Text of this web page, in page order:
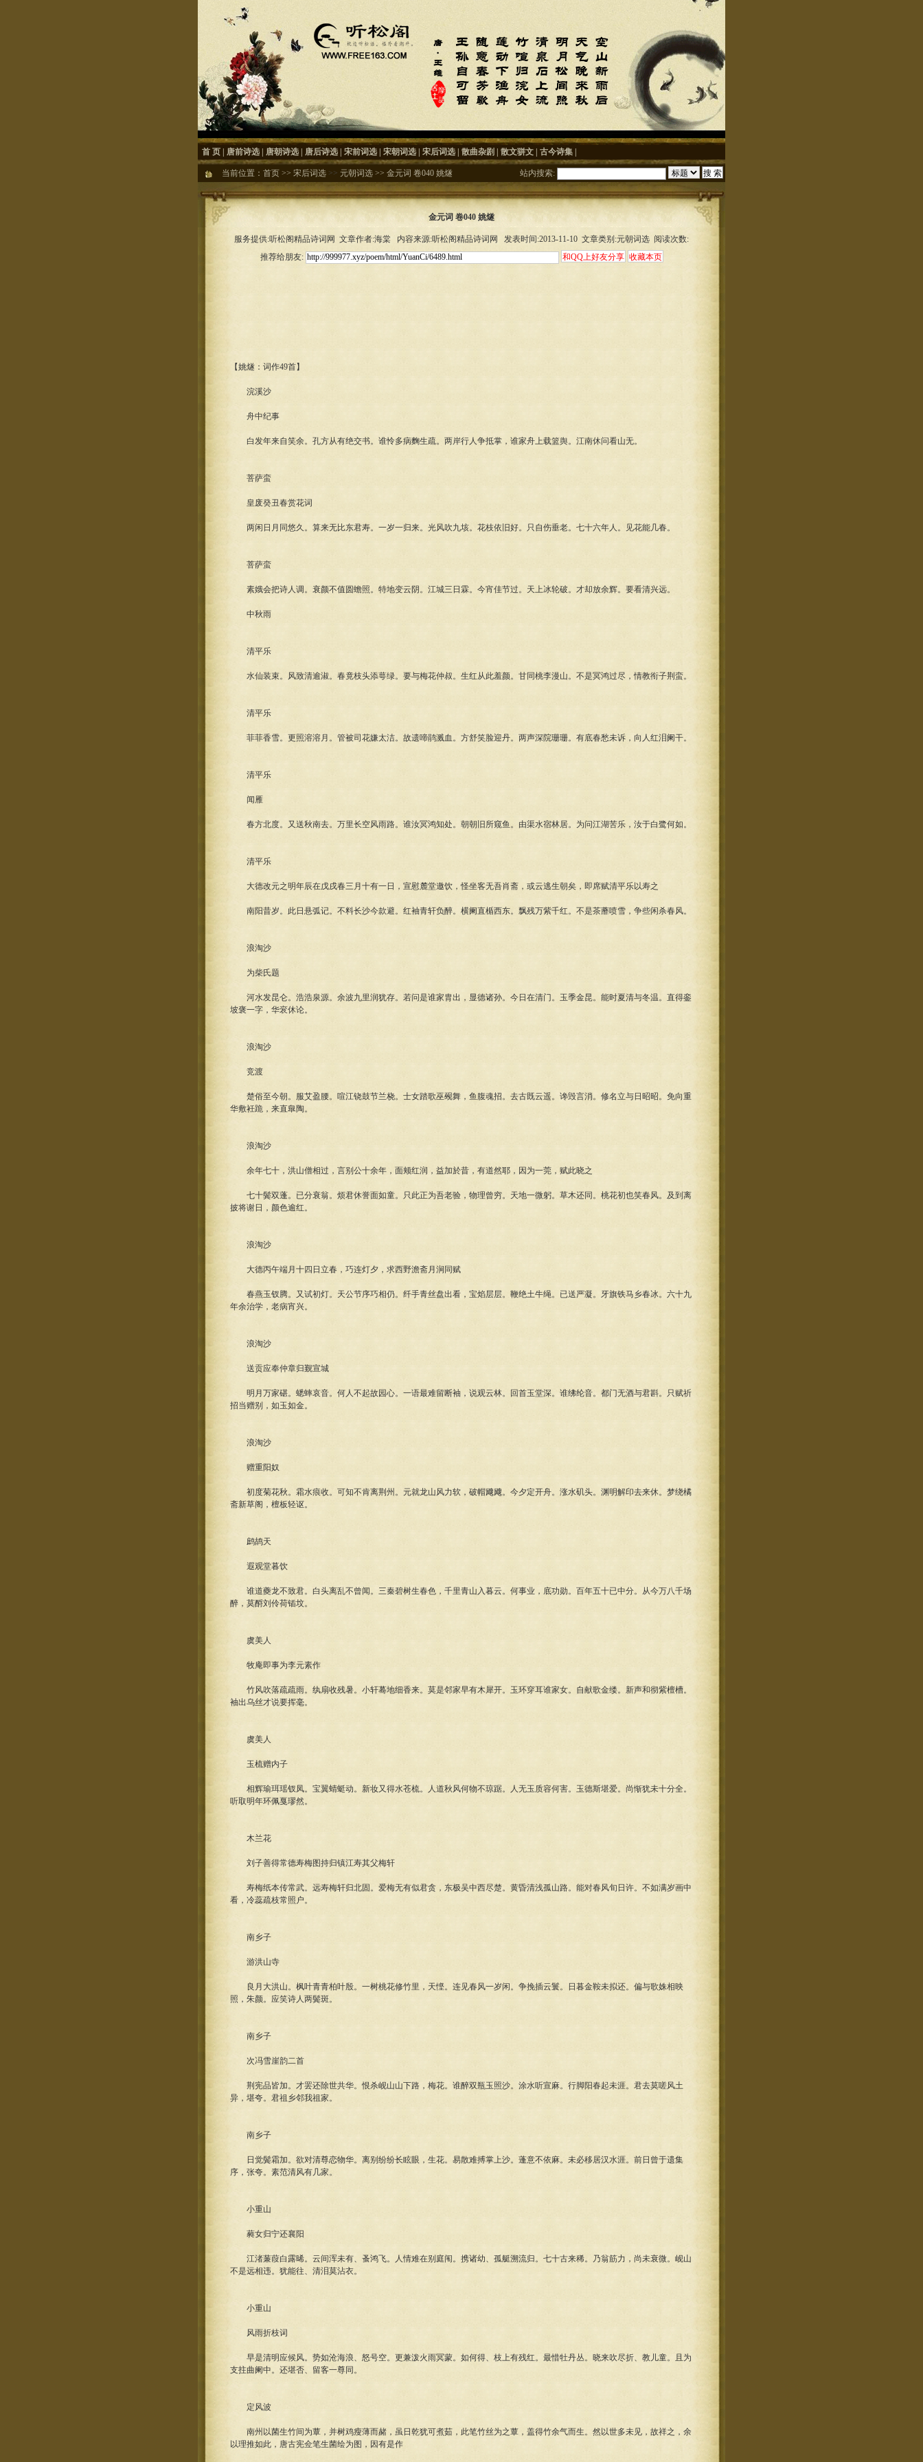
首 页 唐前诗选 唐朝诗选 唐后诗选 宋前词选 宋朝词选 宋后词选 散曲杂剧 散文骈文 古今诗集
当前位置： 首页 >> 宋后词选 >> 元朝词选 >> 金元词 卷040 姚燧 站内搜索:
金元词 卷040 姚燧
服务提供:听松阁精品诗词网 文章作者:海棠 内容来源:听松阁精品诗词网 发表时间:2013-11-10 文章类别:元朝词选 阅读次数:
推荐给朋友:
【姚燧：词作49首】
浣溪沙
舟中纪事
白发年来自笑余。孔方从有绝交书。谁怜多病麴生疏。两岸行人争抵掌，谁家舟上载篮舆。江南休问看山无。
菩萨蛮
皇废癸丑春赏花词
两闲日月同悠久。算来无比东君寿。一岁一归来。光风吹九垓。花枝依旧好。只自伤垂老。七十六年人。见花能几春。
菩萨蛮
素娥会把诗人调。衰颜不值圆蟾照。特地变云阴。江城三日霖。今宵佳节过。天上冰轮破。才却放余辉。要看清兴远。
中秋雨
清平乐
水仙装束。风致清逾淑。春竟枝头添萼绿。要与梅花仲叔。生红从此羞颜。甘同桃李漫山。不是冥鸿过尽，情教衔子荆蛮。
清平乐
菲菲香雪。更照溶溶月。管被司花嫌太洁。故遗啼鹃溅血。方舒笑脸迎丹。两声深院珊珊。有底春愁未诉，向人红泪阑干。
清平乐
闻雁
春方北度。又送秋南去。万里长空风雨路。谁汝冥鸿知处。朝朝旧所窥鱼。由渠水宿林居。为问江湖苦乐，汝于白鹭何如。
清平乐
大德改元之明年辰在戊戌春三月十有一日，宣慰麓堂邀饮，怪坐客无吾肖斋，或云逃生朝矣，即席赋清平乐以寿之
南阳昔岁。此日悬弧记。不料长沙今款避。红袖青轩负醉。横阑直楯西东。飘残万紫千红。不是茶蘼喷雪，争些闲杀春风。
浪淘沙
为柴氏题
河水发昆仑。浩浩泉源。余波九里润犹存。若问是谁家胄出，显德诸孙。今日在清门。玉季金昆。能时夏清与冬温。直得銮
坡褒一字，华衮休论。
浪淘沙
竞渡
楚俗至今朝。服艾盈腰。喧江铙鼓节兰桡。士女踏歌巫觋舞，鱼腹魂招。去古既云遥。谗毁言消。修名立与日昭昭。免向重
华敷衽跪，来直臯陶。
浪淘沙
余年七十，洪山僧相过，言别公十余年，面颊红润，益加於昔，有道然耶，因为一莞，赋此晓之
七十鬓双蓬。已分衰翁。烦君休誉面如童。只此正为吾老验，物理曾穷。天地一微躬。草木还同。桃花初也笑春风。及到离
披将谢日，颜色逾红。
浪淘沙
大德丙午端月十四日立春，巧连灯夕，求西野澹斋月涧同赋
春燕玉钗腾。又试初灯。天公节序巧相仍。纤手青丝盘出看，宝焰层层。鞭绝土牛绳。已送严凝。牙旗铁马乡春冰。六十九
年余治学，老病宵兴。
浪淘沙
送贡应奉仲章归觐宣城
明月万家碪。蟋蟀哀音。何人不起故园心。一语最难留断袖，说观云林。回首玉堂深。谁绋纶音。都门无酒与君斟。只赋祈
招当赠别，如玉如金。
浪淘沙
赠重阳奴
初度菊花秋。霜水痕收。可知不肯离荆州。元就龙山风力软，破帽飕飕。今夕定开舟。涨水矶头。渊明解印去来休。梦绕橘
斋新草阁，檀板轻讴。
鹧鸪天
遐观堂暮饮
谁道夔龙不致君。白头离乱不曾闻。三秦碧树生春色，千里青山入暮云。何事业，底功勋。百年五十已中分。从今万八千场
醉，莫酹刘伶荷锸坟。
虞美人
牧庵即事为李元素作
竹风吹落疏疏雨。纨扇收残暑。小轩蓦地细香来。莫是邻家早有木犀开。玉环穿耳谁家女。自献歌金缕。新声和彻紫檀槽。
袖出乌丝才说要挥毫。
虞美人
玉梳赠内子
相辉瑜珥瑶钗凤。宝翼蜻蜓动。新妆又得水苍梳。人道秋风何物不琼踞。人无玉质容何害。玉德斯堪爱。尚惭犹未十分全。
听取明年环佩戛璆然。
木兰花
刘子善得常德寿梅图持归镇江寿其父梅轩
寿梅纸本传常武。远寿梅轩归北固。爱梅无有似君贪，东极吴中西尽楚。黄昏清浅孤山路。能对春风旬日许。不如满岁画中
看，冷蕊疏枝常照户。
南乡子
游洪山寺
良月大洪山。枫叶青青柏叶殷。一树桃花修竹里，天悭。连见春风一岁闲。争挽插云鬟。日暮金鞍未拟还。偏与歌姝相映
照，朱颜。应笑诗人两鬓斑。
南乡子
次冯雪崖韵二首
荆宪品皆加。才罢还除世共华。恨杀岘山山下路，梅花。谁醉双瓶玉照沙。涂水听宣麻。行脚阳春起未涯。君去莫嗟风土
异，堪夸。君祖乡邻我祖家。
南乡子
日觉鬓霜加。欲对清尊恋物华。离别纷纷长眩眼，生花。易散难搏掌上沙。蓬意不依麻。未必移居汉水涯。前日曾于遗集
序，张夸。素范清风有几家。
小重山
蕤女归宁还襄阳
江渚蒹葭白露晞。云间浑未有、蚤鸿飞。人情难在别庭闱。携诸幼、孤艇溯流归。七十古来稀。乃翁筋力，尚未衰微。岘山
不是远相违。犹能往、清泪莫沾衣。
小重山
风雨折枝词
早是清明应候风。势如沧海浪、怒号空。更兼泼火雨冥蒙。如何得、枝上有残红。最惜牡丹丛。晓来吹尽折、教儿童。且为
支拄曲阑中。还堪否、留客一尊同。
定风波
南州以菌生竹间为蕈，并树鸡瘦薄而赭，虽日乾犹可煮茹，此笔竹丝为之蕈，盖得竹余气而生。然以世多未见，故祥之，余
以理推如此，唐古宪佥笔生菌绘为图，因有是作